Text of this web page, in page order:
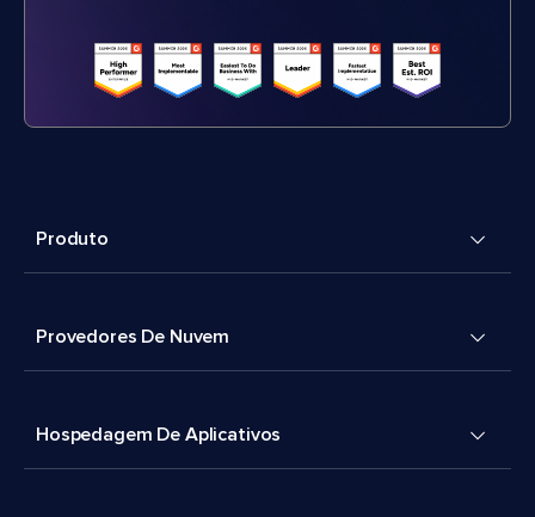
Produto
Provedores De Nuvem
Hospedagem De Aplicativos